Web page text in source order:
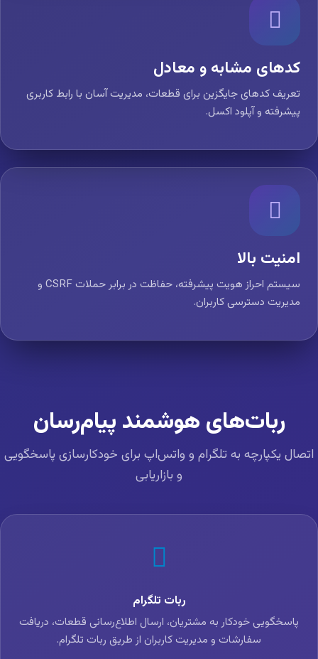
کدهای مشابه و معادل
تعریف کدهای جایگزین برای قطعات، مدیریت آسان با رابط کاربری
پیشرفته و آپلود اکسل.
امنیت بالا
سیستم احراز هویت پیشرفته، حفاظت در برابر حملات CSRF و
مدیریت دسترسی کاربران.
ربات‌های هوشمند پیام‌رسان
یکپارچه به تلگرام و واتس‌اپ برای خودکارسازی پاسخگویی
و بازاریابی
ربات تلگرام
پاسخگویی خودکار به مشتریان، ارسال اطلاع‌رسانی قطعات، دریافت
سفارشات و مدیریت کاربران از طریق ربات تلگرام.